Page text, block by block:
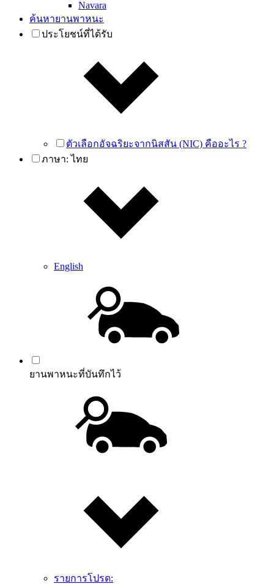
Navara
ค้นหายานพาหนะ
ประโยชน์ที่ได้รับ
ตัวเลือกอัจฉริยะจากนิสสัน (NIC) คืออะไร ?
ภาษา:ไทย
English
ยานพาหนะที่บันทึกไว้
รายการโปรด: